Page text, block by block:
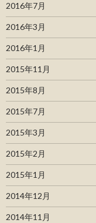
2016年7月
2016年3月
2016年1月
2015年11月
2015年8月
2015年7月
2015年3月
2015年2月
2015年1月
2014年12月
2014年11月